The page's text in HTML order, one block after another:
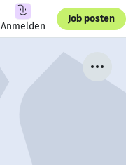
Anmelden
Job posten